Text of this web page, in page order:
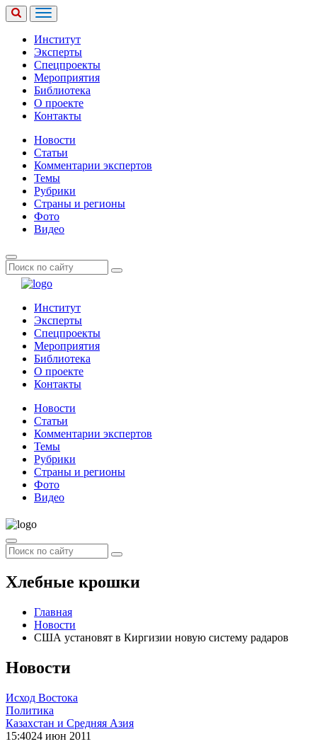
Институт
Эксперты
Спецпроекты
Мероприятия
Библиотека
О проекте
Контакты
Новости
Статьи
Комментарии экспертов
Темы
Рубрики
Страны и регионы
Фото
Видео
Институт
Эксперты
Спецпроекты
Мероприятия
Библиотека
О проекте
Контакты
Новости
Статьи
Комментарии экспертов
Темы
Рубрики
Страны и регионы
Фото
Видео
Хлебные крошки
Главная
Новости
США установят в Киргизии новую систему радаров
Новости
Исход Востока
Политика
Казахстан и Средняя Азия
15:4024 июн 2011